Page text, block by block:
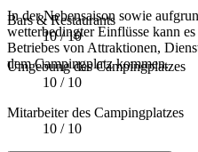
In der Nebensaison sowie
wetterbedingter Einflüsse kann
Betriebes von Attraktionen,
dem Campingplatz kommen.
Bars & Restaurants
10/ 10
Umgebung des Campingplatzes
10 / 10
Mitarbeiter des Campingplatzes
10 / 10